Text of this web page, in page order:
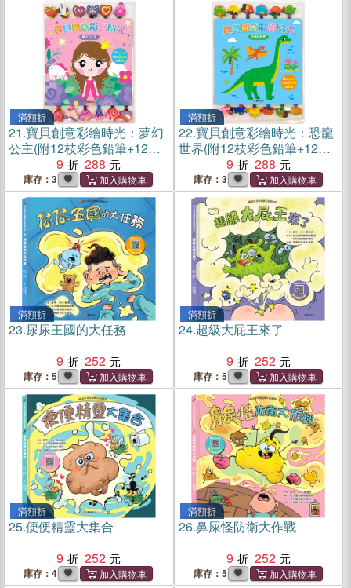
滿額折
21.寶貝創意彩繪時光：夢幻
公主(附12枝彩色鉛筆+12個
造型橡皮擦+1本繪畫冊)
9 288
庫存：3
滿額折
22.寶貝創意彩繪時光：恐龍
世界(附12枝彩色鉛筆+12個
造型橡皮擦+1本繪畫冊)
9 288
庫存：3
滿額折
23.尿尿王國的大任務
9
252
庫存：5
滿額折
24.超級大屁王來了
9
252
庫存：5
滿額折
25.便便精靈大集合
9
252
庫存：4
滿額折
26.鼻屎怪防衛大作戰
9
252
庫存：5